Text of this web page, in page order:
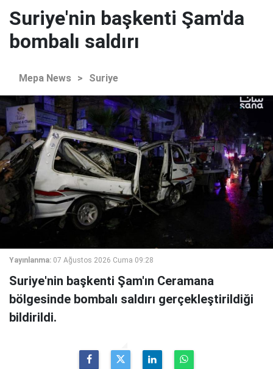
Suriye'nin başkenti Şam'da
bombalı saldırı
Mepa News > Suriye
Yayınlanma: 07 Ağustos 2026 Cuma 09:28
Suriye'nin başkenti Şam'ın Ceramana
bölgesinde bombalı saldırı gerçekleştirildiği
bildirildi.